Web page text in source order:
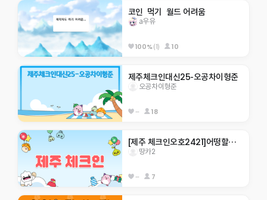
코인  먹기  월드 어려움
a우유
100%(1) 10
제주체크인대신25-오공차이형준
오공차이형준
-- 18
[제주 체크인오호2421]어떵할수있으면 해봅써
땅카2
-- 7